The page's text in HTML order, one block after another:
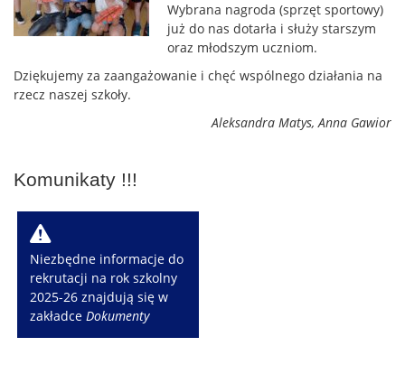
Wybrana nagroda (sprzęt sportowy)
już do nas dotarła i służy starszym
oraz młodszym uczniom.
Dziękujemy za zaangażowanie i chęć wspólnego działania na
rzecz naszej szkoły.
Aleksandra Matys, Anna Gawior
Komunikaty !!!
W
Niezbędne informacje do
rekrutacji na rok szkolny
2025-26 znajdują się w
zakładceDokumenty